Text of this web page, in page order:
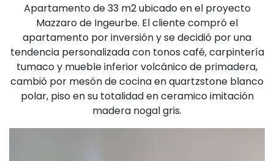
Apartamento de 33 m2 ubicado en el proyecto
Mazzaro de Ingeurbe. El cliente compró el
apartamento por inversión y se decidió por una
tendencia personalizada con tonos café, carpintería
tumaco y mueble inferior volcánico de primadera,
cambió por mesón de cocina en quartzstone blanco
polar, piso en su totalidad en ceramico imitación
madera nogal gris.